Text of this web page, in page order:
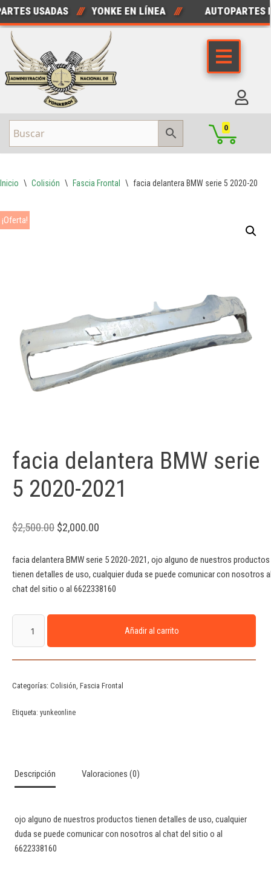
Saltar
al
contenido
USADAS /// YONKE EN LÍNEA /// AUTOPARTES
0
Inicio \ Colisión \ Fascia Frontal \ facia delantera BMW serie 5 2020-2021
¡Oferta!
facia delantera BMW serie
5 2020-2021
$2,500.00 $2,000.00
facia delantera BMW serie 5 2020-2021, ojo alguno de nuestros productos
tienen detalles de uso, cualquier duda se puede comunicar con nosotros
chat del sitio o al 6622338160
Añadir al carrito
Categorías: Colisión Fascia Frontal
Etiqueta: yunkeonline
Descripción Valoraciones (0)
ojo alguno de nuestros productos tienen detalles de uso, cualquier
duda se puede comunicar con nosotros al chat del sitio o al
6622338160